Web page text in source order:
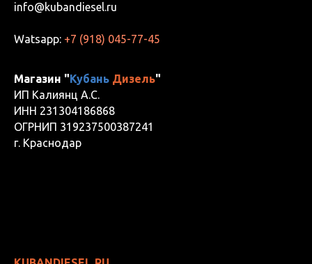
info@kubandiesel.ru
Watsapp: +7 (918) 045-77-45
Магазин "Кубань Дизель"
ИП Калиянц А.С.
ИНН 231304186868
ОГРНИП 319237500387241
г. Краснодар